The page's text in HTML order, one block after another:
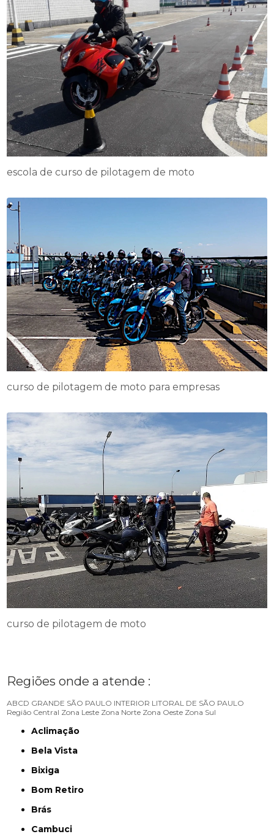
escola de curso de pilotagem de moto
curso de pilotagem de moto para empresas
curso de pilotagem de moto
Regiões onde a atende :
ABCD GRANDE SÃO PAULO INTERIOR LITORAL DE SÃO PAULO
Região Central Zona Leste Zona Norte Zona Oeste Zona Sul
Aclimação
Bela Vista
Bixiga
Bom Retiro
Brás
Cambuci